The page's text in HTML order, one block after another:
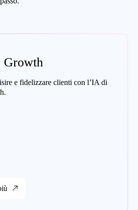
Growth
e fidelizzare clienti con l’IA di